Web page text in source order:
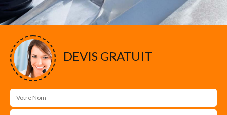
DEVIS GRATUIT